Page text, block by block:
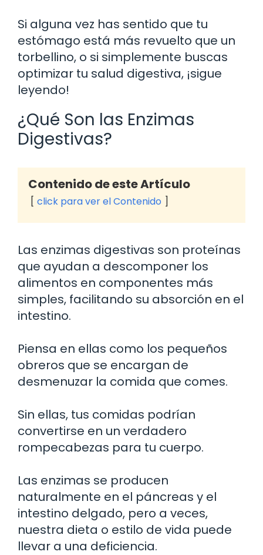
Si alguna vez has sentido que tu
estómago está más revuelto que un
torbellino, o si simplemente buscas
optimizar tu salud digestiva, ¡sigue
leyendo!
¿Qué Son las Enzimas
Digestivas?
Contenido de este Artículo
click para ver el Contenido
Las enzimas digestivas son proteínas
que ayudan a descomponer los
alimentos en componentes más
simples, facilitando su absorción en el
intestino.
Piensa en ellas como los pequeños
obreros que se encargan de
desmenuzar la comida que comes.
Sin ellas, tus comidas podrían
convertirse en un verdadero
rompecabezas para tu cuerpo.
Las enzimas se producen
naturalmente en el páncreas y el
intestino delgado, pero a veces,
nuestra dieta o estilo de vida puede
llevar a una deficiencia.